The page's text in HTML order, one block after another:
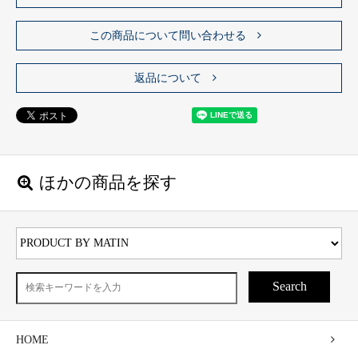
この商品について問い合わせる
返品について
ほかの商品を探す
Search
HOME